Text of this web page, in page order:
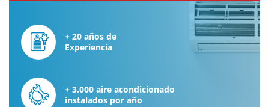
+ 20 años de
Experiencia
+ 3.000 aire acondicionado
instalados por año